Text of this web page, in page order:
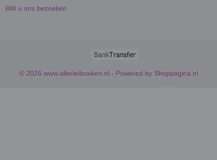
Wilt u ons bezoeken
© 2026 www.allerleiboeken.nl - Powered by Shoppagina.nl